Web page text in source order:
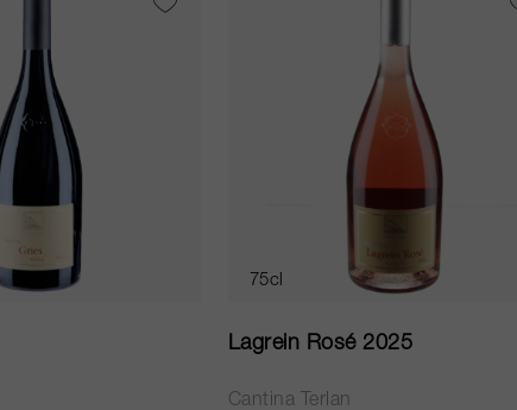
75cl
Lagrein Rosé 2025
Cantina Terlan